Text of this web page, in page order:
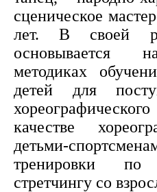
сценическое
лет. В своей
основывается
методиках
детей для
качестве
детьми-
тренировки
стретчингу со